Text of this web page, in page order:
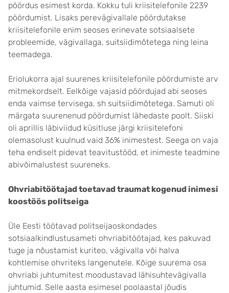
pöördus esimest korda. Kokku tuli kriisitelefonile 2239
pöördumist. Lisaks perevägivallale pöördutakse
kriisitelefonile enim seoses erinevate sotsiaalsete
probleemide, vägivallaga, suitsiidimõtetega ning leina
teemadega.
Eriolukorra ajal suurenes kriisitelefonile pöördumiste arv
mitmekordselt. Eelkõige vajasid pöördujad abi seoses
enda vaimse tervisega, sh suitsiidimõtetega. Samuti oli
märgata suurenenud pöördumist lähedaste poolt. Siiski
oli aprillis läbiviidud küsitluse järgi kriisitelefoni
olemasolust kuulnud vaid 36% inimestest. Seega on vaja
teha endiselt pidevat teavitustööd, et inimeste teadmine
abivõimalustest suureneks.
Ohvriabitöötajad toetavad traumat kogenud inimesi
koostöös politseiga
Üle Eesti töötavad politseijaoskondades
sotsiaalkindlustusameti ohvriabitöötajad, kes pakuvad
tuge ja nõustamist kuriteo, vägivalla või halva
kohtlemise ohvriteks langenutele. Kõige suurema osa
ohvriabi juhtumitest moodustavad lähisuhtevägivalla
juhtumid. Selle aasta esimesel poolaastal jõudis